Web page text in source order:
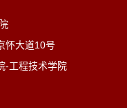
怀大道10号
-工程技术学院